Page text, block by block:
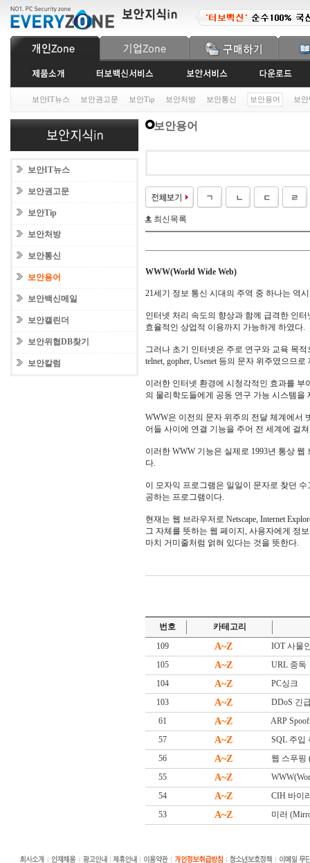
보안IT뉴스 보안권고문 보안Tip 보안처방 보안통신 보안용어 보
보안IT뉴스
보안권고문
보안Tip
보안처방
보안통신
보안용어
보안백신메일
보안캘린더
보안위협DB찾기
보안칼럼
보안용어
최신목록
WWW(World Wide Web)
21세기 정보 통신 시대의 주역 중 하나는 역
인터넷 처리 속도의 향상과 함께 급격한 인
효율적인 상업적 이용까지 가능하게 하였다.
그러나 초기 인터넷은 주로 연구와 교육 목
telnet, gopher, Usenet 등의 문자 위주였으므
이러한 인터넷 환경에 시청각적인 효과를 부
의 물리학도들에게 공동 연구 가능 시스템을
WWW은 이전의 문자 위주의 전달 체계에서
어들 사이에 연결 기능을 주어 전 세계에 걸
이러한 WWW 기능은 실제로 1993년 통상
다.
이 모자익 프로그램은 일일이 문자로 찾던
공하는 프로그램이다.
현재는 웹 브라우저로 Netscape, Internet
그 자체를 뜻하는 웹 페이지, 사용자에게 정
마치 거미줄처럼 얽혀 있다는 것을 뜻한다.
번호
카테고리
109
A~Z
IOT 사물
105
A~Z
URL 중독
104
A~Z
PC싱크
103
A~Z
DDoS 긴
61
A~Z
ARP
57
A~Z
SQL 주입
56
A~Z
웹 스푸핑
55
A~Z
54
A~Z
CIH 바이
53
A~Z 미러